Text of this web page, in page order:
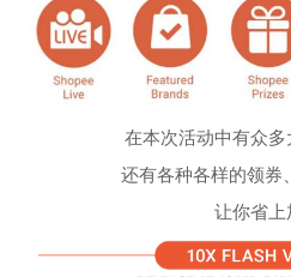
在本次活动中有众
还有各种各样的领券
让你省上